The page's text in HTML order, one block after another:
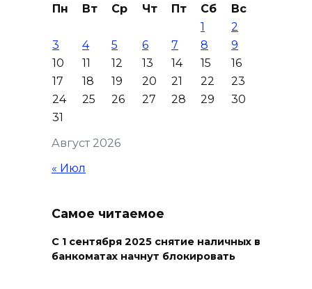
комплексы БПЛА для
обучения пилотированию
09 августа 2026 10:50
На юге и северо-востоке
Ростовской области сегодня
ожидается чрезвычайная
09 августа 2026 09:34
Август 2026
Пн Вт Ср Чт Пт Сб
Вс
1
2
3
4 5 6 7 8
9
10
11 12 13 14 15
16
17
18 19 20 21 22
23
24
25 26 27 28 29
30
31
« Июл
Самое читаемое
С 1 сентября 2025 снятие наличных в
банкоматах начнут блокировать